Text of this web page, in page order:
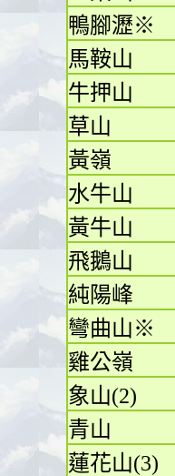
鴨腳瀝※
馬鞍山
牛押山
草山
黃嶺
水牛山
黃牛山
飛鵝山
純陽峰
彎曲山※
雞公嶺
象山(2)
青山
蓮花山(3)